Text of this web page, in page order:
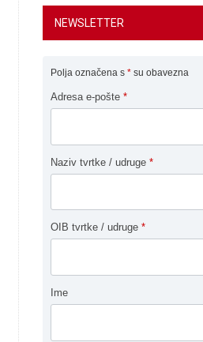
NEWSLETTER
Polja označena s * su obavezna
Adresa e-pošte *
Naziv tvrtke / udruge *
OIB tvrtke / udruge *
Ime